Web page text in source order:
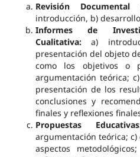
Revisión
introducción, b)
Informes de
Cualitativa:a)
presentación del objeto
como los objetivos o
argumentación teórica;
presentación de los
conclusiones y
finales y reflexiones
Propuestas
argumentación teórica;
aspectos